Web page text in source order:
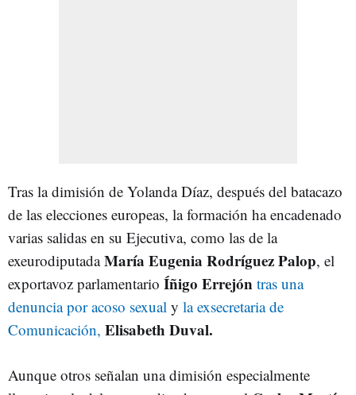
Tras la dimisión de Yolanda Díaz, después del batacazo
de las elecciones europeas, la formación ha encadenado
varias salidas en su Ejecutiva, como las de la
exeurodiputadaMaría Eugenia Rodríguez Palop, el
exportavoz parlamentario Íñigo Errejón tras una
denuncia por acoso sexual y la exsecretaria de
Comunicación, Elisabeth Duval.
Aunque otros señalan una dimisión especialmente